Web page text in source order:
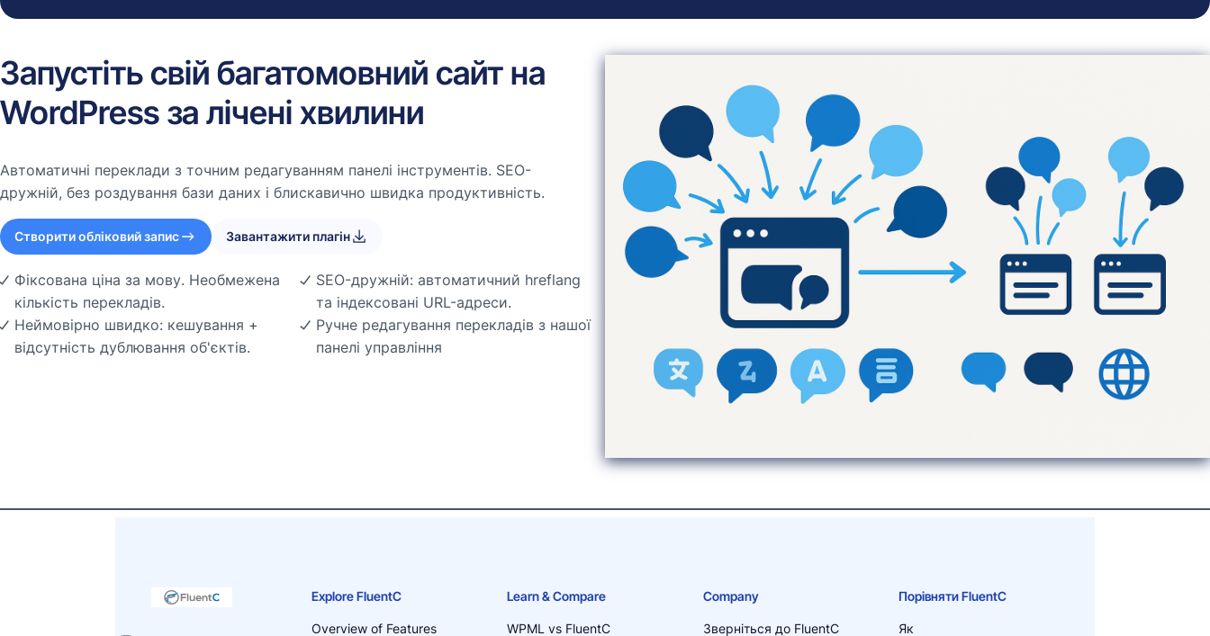
Запустіть свій багатомовний сайт на
WordPress за лічені хвилини
Автоматичні переклади з точним редагуванням панелі інструментів. SEO-
дружній, без роздування бази даних і блискавично швидка продуктивність.
Створити обліковий запис Завантажити плагін
Фіксована ціна за мову. Необмежена
кількість перекладів.
Неймовірно швидко: кешування +
відсутність дублювання об'єктів.
SEO-дружній: автоматичний hreflang
та індексовані URL-адреси.
Ручне редагування перекладів з нашої
панелі управління
Explore FluentC
Overview of Features
Learn & Compare
WPML vs FluentC
Company
Зверніться до FluentC
Порівняти FluentC
Як